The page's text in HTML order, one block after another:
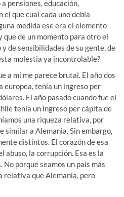
pensiones, educación,
que cual cada uno debía
medida ese era el elemento
que de un momento para otro el
de sensibilidades de su gente, de
molestia ya incontrolable?
a mí me parece brutal. El año dos
europea, tenía un ingreso per
El año pasado cuando fue el
tenía un ingreso per cápita de
una riqueza relativa, por
similar a Alemania. Sin embargo,
distintos. El corazón de esa
abuso, la corrupción. Esa es la
porque seamos un país más
relativa que Alemania, pero